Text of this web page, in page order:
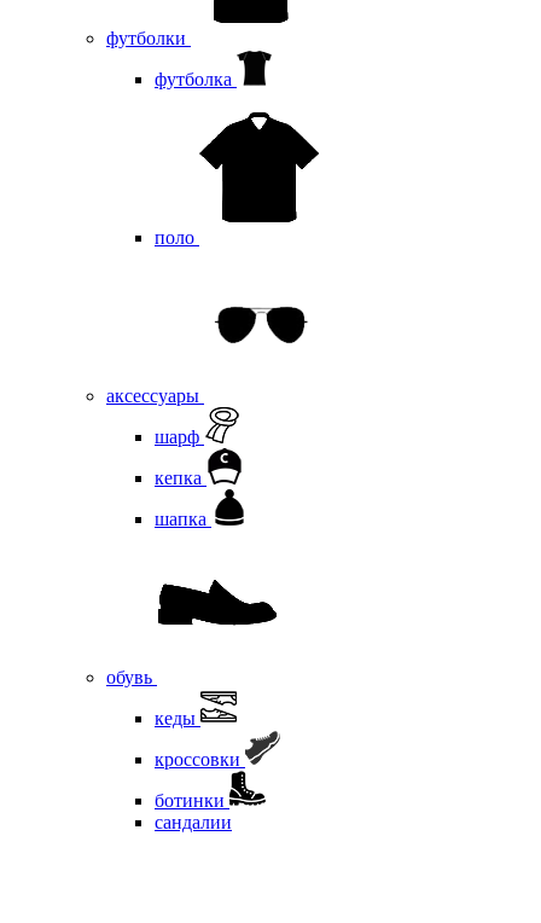
футболки
футболка
поло
аксессуары
шарф
кепка
шапка
обувь
кеды
кроссовки
ботинки
сандалии